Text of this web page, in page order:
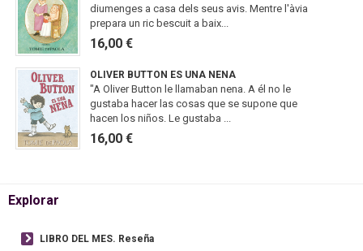
diumenges a casa dels seus avis. Mentre l'àvia
prepara un ric bescuit a baix...
16,00 €
OLIVER BUTTON ES UNA NENA
"A Oliver Button le llamaban nena. A él no le
gustaba hacer las cosas que se supone que
hacen los niños. Le gustaba ...
16,00 €
Explorar
LIBRO DEL MES. Reseña